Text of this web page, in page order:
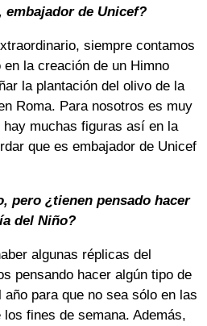
embajador de Unicef?
siempre contamos
la creación de un Himno
la plantación del olivo de la
Roma. Para nosotros es muy
muchas figuras así en la
que es embajador de Unicef
pero ¿tienen pensado hacer
del Niño?
algunas réplicas del
pensando hacer algún tipo de
para que no sea sólo en las
fines de semana. Además,